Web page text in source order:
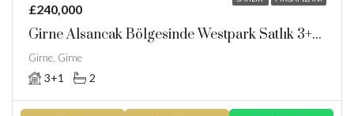
£240,000
Girne Alsancak Bölgesinde Westpark Satlık 3+1 Ikiz Villa
Girne, Girne
3+1 2